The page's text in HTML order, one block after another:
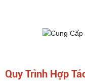
Quy Trình Hợp